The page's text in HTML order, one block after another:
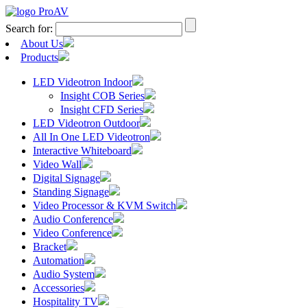
Search for:
About Us
Products
LED Videotron Indoor
Insight COB Series
Insight CFD Series
LED Videotron Outdoor
All In One LED Videotron
Interactive Whiteboard
Video Wall
Digital Signage
Standing Signage
Video Processor & KVM Switch
Audio Conference
Video Conference
Bracket
Automation
Audio System
Accessories
Hospitality TV